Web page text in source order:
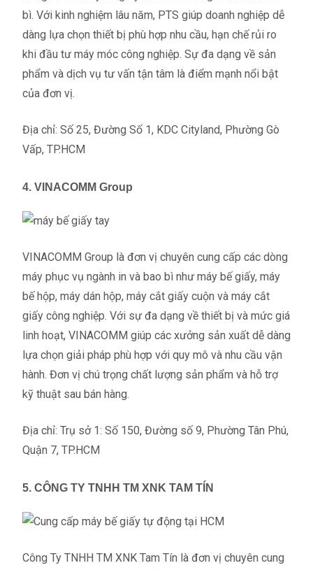
bì. Với kinh nghiệm lâu năm, PTS giúp doanh nghiệp dễ
dàng lựa chọn thiết bị phù hợp nhu cầu, hạn chế rủi ro
khi đầu tư máy móc công nghiệp. Sự đa dạng về sản
phẩm và dịch vụ tư vấn tận tâm là điểm mạnh nổi bật
của đơn vị.
Địa chỉ: Số 25, Đường Số 1, KDC Cityland, Phường Gò
Vấp, TP.HCM
4. VINACOMM Group
VINACOMM Group là đơn vị chuyên cung cấp các dòng
máy phục vụ ngành in và bao bì như máy bế giấy, máy
bế hộp, máy dán hộp, máy cắt giấy cuộn và máy cắt
giấy công nghiệp. Với sự đa dạng về thiết bị và mức giá
linh hoạt, VINACOMM giúp các xưởng sản xuất dễ dàng
lựa chọn giải pháp phù hợp với quy mô và nhu cầu vận
hành. Đơn vị chú trọng chất lượng sản phẩm và hỗ trợ
kỹ thuật sau bán hàng.
Địa chỉ: Trụ sở 1: Số 150, Đường số 9, Phường Tân Phú,
Quận 7, TP.HCM
5. CÔNG TY TNHH TM XNK TAM TÍN
Công Ty TNHH TM XNK Tam Tín là đơn vị chuyên cung